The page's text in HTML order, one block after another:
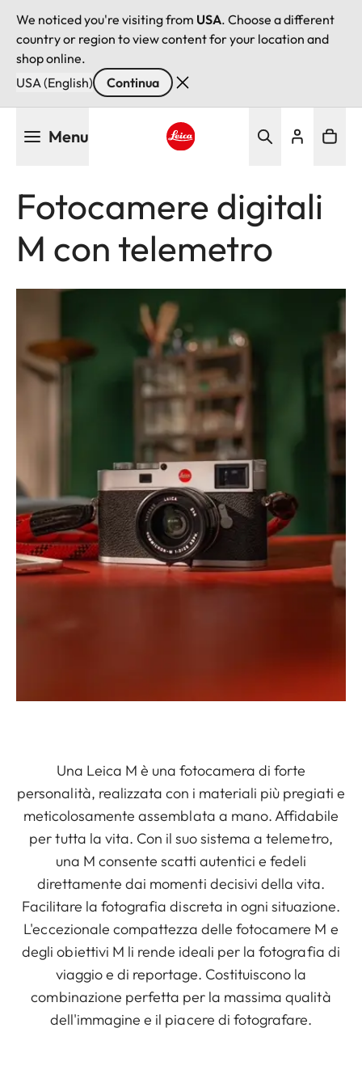
We noticed you're visiting from USA. Choose a different
country or region to view content for your location and
shop online.
USA (English)
Continua
Menu
Fotocamere digitali
M con telemetro
Una Leica M è una fotocamera di forte
personalità, realizzata con i materiali più pregiati e
meticolosamente assemblata a mano. Affidabile
per tutta la vita. Con il suo sistema a telemetro,
una M consente scatti autentici e fedeli
direttamente dai momenti decisivi della vita.
Facilitare la fotografia discreta in ogni situazione.
L'eccezionale compattezza delle fotocamere M e
degli obiettivi M li rende ideali per la fotografia di
viaggio e di reportage. Costituiscono la
combinazione perfetta per la massima qualità
dell'immagine e il piacere di fotografare.